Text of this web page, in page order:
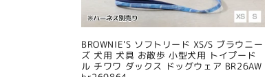
BROWNIE'S ソフトリード XS/S ブラウニー
ズ 犬用 犬具 お散歩 小型犬用 トイプード
ル チワワ ダックス ドッグウェア BR26AW